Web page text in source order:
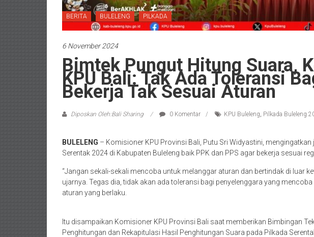
BERITA BULELENG PILKADA
6 November 2024
Bimtek Pungut Hitung Suara,
KPU Bali: Tak Ada Toleransi
Bekerja Tak Sesuai Aturan
Diposkan Oleh:Bali Sharing 0 Komentar KPU Buleleng, Pilkada Buleleng
BULELENG – Komisioner KPU Provinsi Bali, Putu Sri Widyastini,
Serentak 2024 di Kabupaten Buleleng baik PPK dan PPS agar bekerja sesuai
“Jangan sekali-sekali mencoba untuk melanggar aturan dan bertindak di luar
ujarnya. Tegas dia, tidak akan ada toleransi bagi penyelenggara yang
aturan yang berlaku.
Itu disampaikan Komisioner KPU Provinsi Bali saat memberikan Bimbingan
Penghitungan dan Rekapitulasi Hasil Penghitungan Suara pada Pilkada